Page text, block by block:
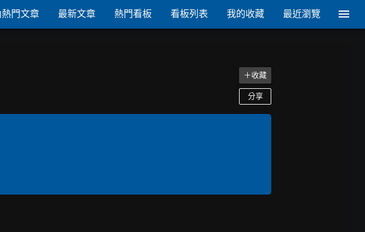
門文章 最新文章 熱門看板 看板列表 我的收藏 最近瀏覽
＋收藏
分享